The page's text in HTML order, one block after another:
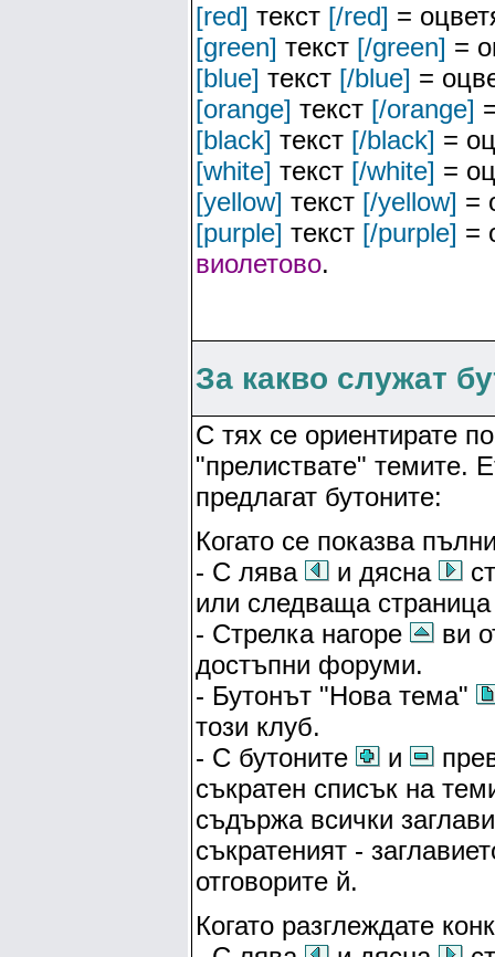
[red] текст [/red] =
[green] текст [/green] =
[blue] текст [/blue] =
[orange] текст [/orange]
[black] текст [/black] =
[white] текст [/white] =
[yellow] текст [/yellow] =
[purple] текст [/purple] =
виолетово.
За какво служат
С тях се ориентирате
"прелиствате" темите.
предлагат бутоните:
Когато се показва
- С лява
и дясна
или следваща
- Стрелка нагоре
ви
достъпни форуми.
- Бутонът "Нова тема"
този клуб.
- С бутоните
и
съкратен списък на
съдържа всички
съкратеният -
отговорите й.
Когато разглеждате